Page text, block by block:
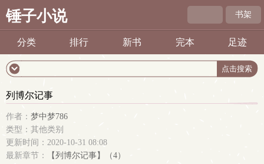
锤子小说 书架
分类 排行 新书 完本 足迹
列博尔记事
作者： 梦中梦786
类型：其他类别
更新时间：2020-10-31 08:08
最新章节：
【列博尔记事】（4）